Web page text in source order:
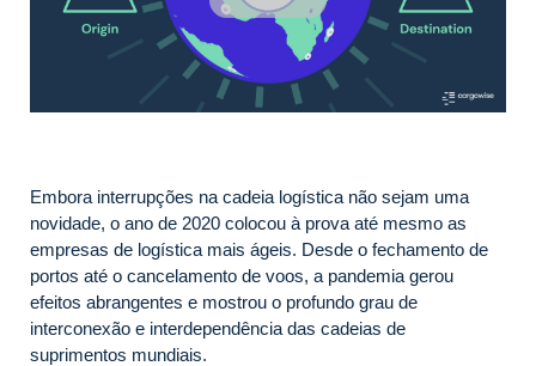
Embora interrupções na cadeia logística não sejam uma
novidade, o ano de 2020 colocou à prova até mesmo as
empresas de logística mais ágeis. Desde o fechamento de
portos até o cancelamento de voos, a pandemia gerou
efeitos abrangentes e mostrou o profundo grau de
interconexão e interdependência das cadeias de
suprimentos mundiais.